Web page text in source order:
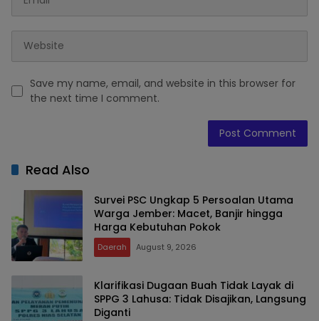
Save my name, email, and website in this browser for
the next time I comment.
Read Also
Survei PSC Ungkap 5 Persoalan Utama
Warga Jember: Macet, Banjir hingga
Harga Kebutuhan Pokok
Daerah August 9, 2026
Klarifikasi Dugaan Buah Tidak Layak di
SPPG 3 Lahusa: Tidak Disajikan, Langsung
Diganti